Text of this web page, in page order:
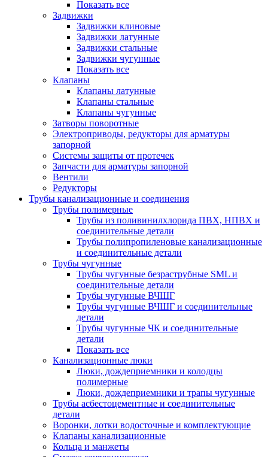
Показать все
Задвижки
Задвижки клиновые
Задвижки латунные
Задвижки стальные
Задвижки чугунные
Показать все
Клапаны
Клапаны латунные
Клапаны стальные
Клапаны чугунные
Затворы поворотные
Электроприводы, редукторы для арматуры
запорной
Системы защиты от протечек
Запчасти для арматуры запорной
Вентили
Редукторы
Трубы канализационные и соединения
Трубы полимерные
Трубы из поливинилхлорида ПВХ, НПВХ и
соединительные детали
Трубы полипропиленовые канализационные
и соединительные детали
Трубы чугунные
Трубы чугунные безраструбные SML и
соединительные детали
Трубы чугунные ВЧШГ
Трубы чугунные ВЧШГ и соединительные
детали
Трубы чугунные ЧК и соединительные
детали
Показать все
Канализационные люки
Люки, дождеприемники и колодцы
полимерные
Люки, дождеприемники и трапы чугунные
Трубы асбестоцементные и соединительные
детали
Воронки, лотки водосточные и комплектующие
Клапаны канализационные
Кольца и манжеты